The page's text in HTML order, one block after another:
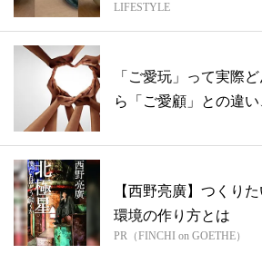
【...
LIFESTYLE
「ご愛玩」って実際
ら「ご愛顧」との違
【西野亮廣】つくり
環境の作り方とは
PR（FINCHI on GOETHE）